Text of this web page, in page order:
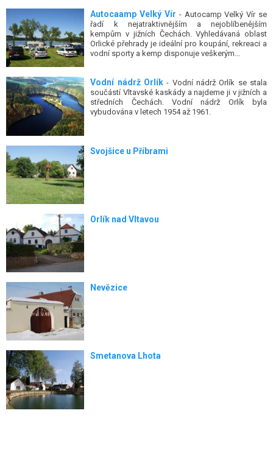
Autocaamp Velký Vír - Autocamp Velký Vír se
řadí k nejatraktivnějším a nejoblíbenějším
kempům v jižních Čechách. Vyhledávaná oblast
Orlické přehrady je ideální pro koupání, rekreaci a
vodní sporty a kemp disponuje veškerým...
Vodní nádrž Orlík - Vodní nádrž Orlík se stala
součástí Vltavské kaskády a najdeme ji v jižních a
středních Čechách. Vodní nádrž Orlík byla
vybudována v letech 1954 až 1961.
Svojšice u Příbrami
Orlík nad Vltavou
Nevězice
Smetanova Lhota